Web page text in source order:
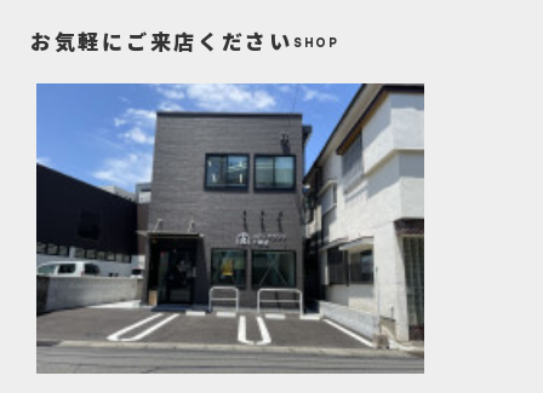
お気軽にご来店ください SHOP